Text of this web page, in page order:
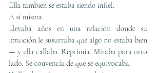
Ella también se estaba siendo infiel.
A sí misma.
Llevaba años en una relación donde su
intuición le susurraba que algo no estaba bien
— y ella callaba. Reprimía. Miraba para otro
lado. Se convencía de que se equivocaba.